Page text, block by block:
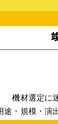
機材選定に
途・規模・演